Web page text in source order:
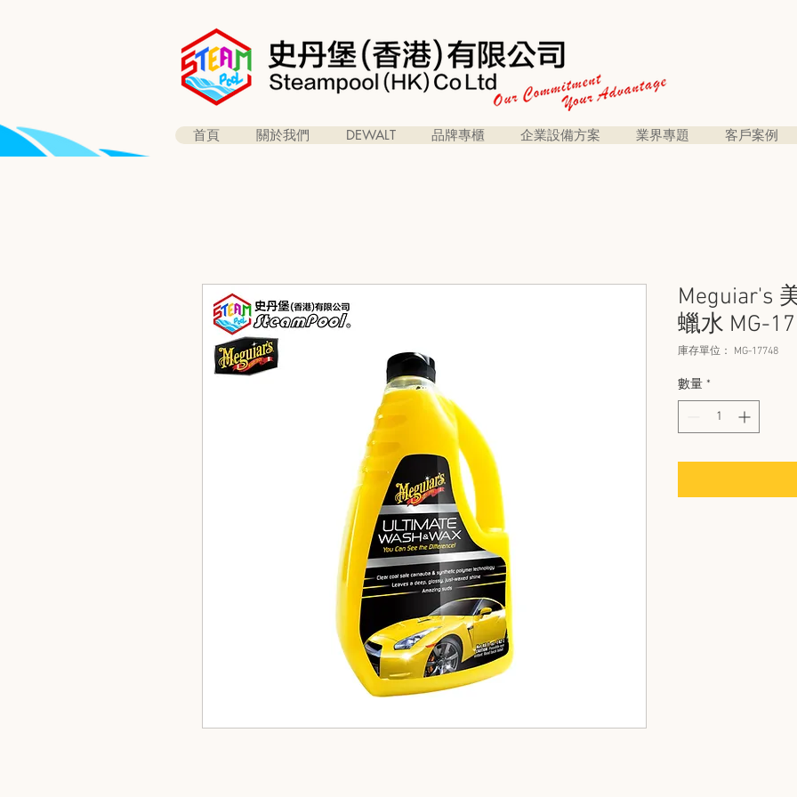
首頁 關於我們 DEWALT 品牌專櫃 企業設備方案 業界專題 客戶案例
Meguiar's
蠟水 MG-
庫存單位： MG-17748
數量 *